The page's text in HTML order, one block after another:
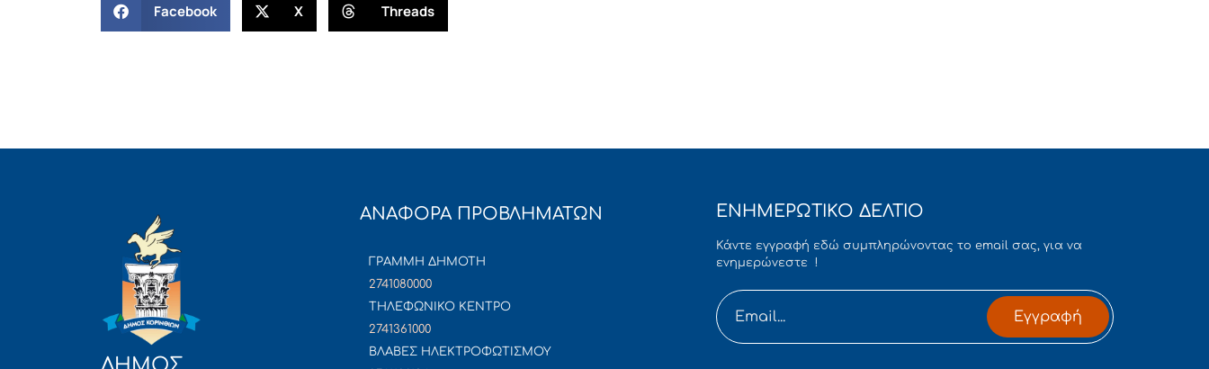
Facebook X Threads
ΑΝΑΦΟΡΑ ΠΡΟΒΛΗΜΑΤΩΝ
ΓΡΑΜΜΗ ΔΗΜΟΤΗ
2741080000
ΤΗΛΕΦΩΝΙΚΟ ΚΕΝΤΡΟ
2741361000
ΒΛΑΒΕΣ ΗΛΕΚΤΡΟΦΩΤΙΣΜΟΥ
ΕΝΗΜΕΡΩΤΙΚΟ ΔΕΛΤΙΟ
Κάντε εγγραφή εδώ συμπληρώνοντας το email σας, για να
ενημερώνεστε !
Εγγραφή